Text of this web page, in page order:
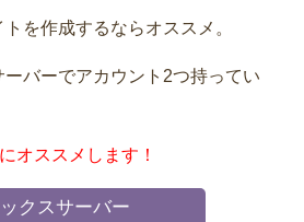
を作成するならオススメ。
バーでアカウント2つ持ってい
オススメします！
クスサーバー